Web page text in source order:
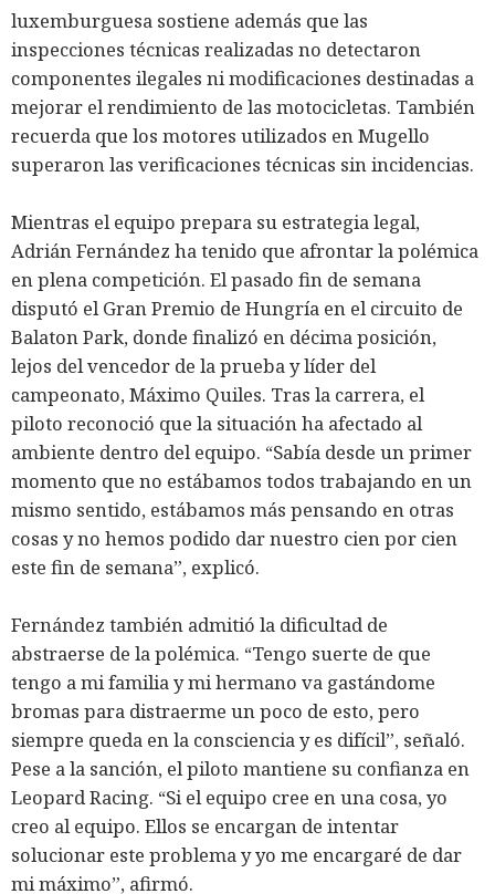
luxemburguesa sostiene además que las
inspecciones técnicas realizadas no detectaron
componentes ilegales ni modificaciones destinadas a
mejorar el rendimiento de las motocicletas. También
recuerda que los motores utilizados en Mugello
superaron las verificaciones técnicas sin incidencias.
Mientras el equipo prepara su estrategia legal,
Adrián Fernández ha tenido que afrontar la polémica
en plena competición. El pasado fin de semana
disputó el Gran Premio de Hungría en el circuito de
Balaton Park, donde finalizó en décima posición,
lejos del vencedor de la prueba y líder del
campeonato, Máximo Quiles. Tras la carrera, el
piloto reconoció que la situación ha afectado al
ambiente dentro del equipo. “Sabía desde un primer
momento que no estábamos todos trabajando en un
mismo sentido, estábamos más pensando en otras
cosas y no hemos podido dar nuestro cien por cien
este fin de semana”, explicó.
Fernández también admitió la dificultad de
abstraerse de la polémica. “Tengo suerte de que
tengo a mi familia y mi hermano va gastándome
bromas para distraerme un poco de esto, pero
siempre queda en la consciencia y es difícil”, señaló.
Pese a la sanción, el piloto mantiene su confianza en
Leopard Racing. “Si el equipo cree en una cosa, yo
creo al equipo. Ellos se encargan de intentar
solucionar este problema y yo me encargaré de dar
mi máximo”, afirmó.